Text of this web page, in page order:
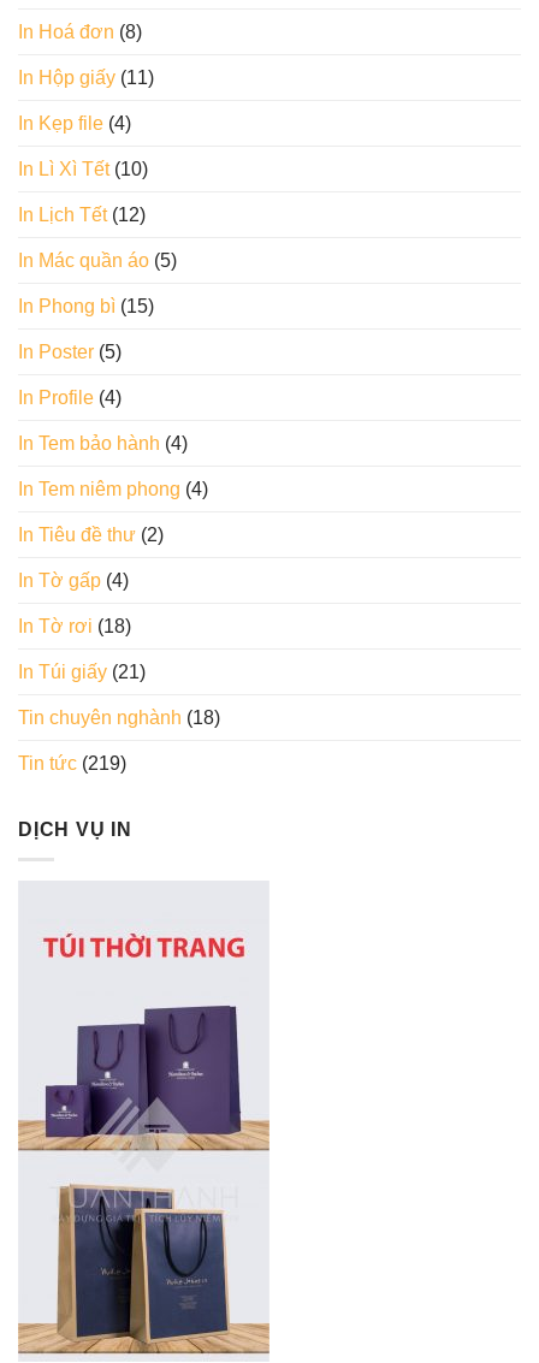
In Hoá đơn (8)
In Hộp giấy (11)
In Kẹp file (4)
In Lì Xì Tết(10)
In Lịch Tết(12)
In Mác quần áo (5)
In Phong bì (15)
In Poster (5)
In Profile (4)
In Tem bảo hành (4)
In Tem niêm phong (4)
In Tiêu đề thư (2)
In Tờ gấp (4)
In Tờ rơi (18)
In Túi giấy (21)
Tin chuyên nghành (18)
Tin tức (219)
DỊCH VỤ IN